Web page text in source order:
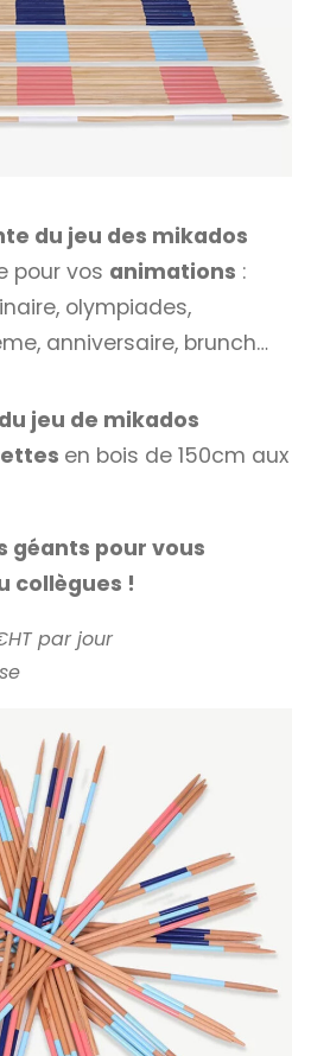
du jeu des mikados
pour vos animations :
olympiades,
anniversaire, brunch…
jeu de mikados
en bois de 150cm aux
géants pour vous
collègues !
par jour